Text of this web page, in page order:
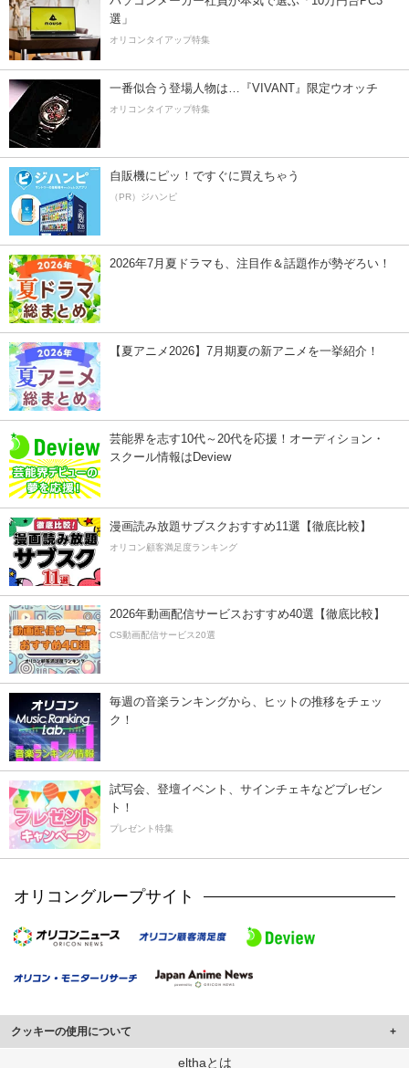
選」
オリコンタイアップ特集
一番似合う登場人物は…『VIVANT』限定ウオッチ
オリコンタイアップ特集
自販機にピッ！ですぐに買えちゃう
（PR）ジハンピ
2026年7月夏ドラマも、注目作＆話題作が勢ぞろい！
【夏アニメ2026】7月期夏の新アニメを一挙紹介！
芸能界を志す10代～20代を応援！オーディション・
スクール情報はDeview
漫画読み放題サブスクおすすめ11選【徹底比較】
オリコン顧客満足度ランキング
2026年動画配信サービスおすすめ40選【徹底比較】
CS動画配信サービス20選
毎週の音楽ランキングから、ヒットの推移をチェッ
ク！
試写会、登壇イベント、サインチェキなどプレゼン
ト！
プレゼント特集
オリコングループサイト
クッキーの使用について
このサイトでは Cookie を使用して、ユーザーに合わせたコンテンツや広告の
elthaとは